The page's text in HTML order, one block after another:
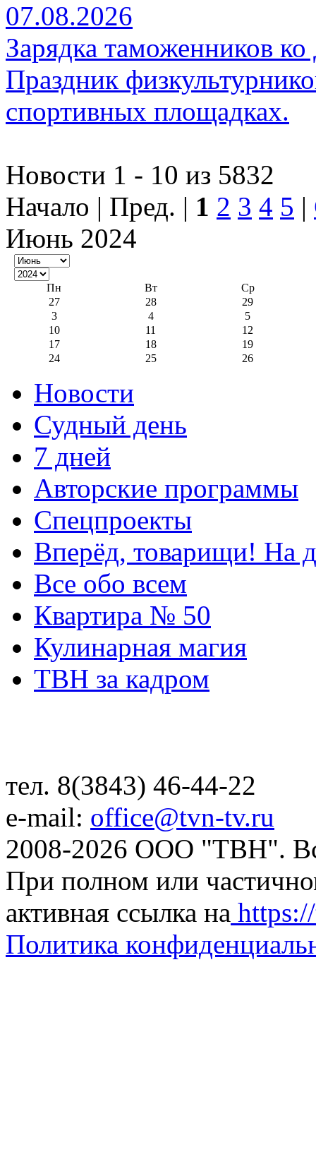
07.08.2026
Зарядка таможенников
Праздник
спортивных площадках.
Новости 1 - 10 из 5832
Начало | Пред. | 1 2 3 4 5 |
Июнь 2024
Пн Вт
Ср
27
28
29
3
4
5
10
11
12
17
18
19
24
25 26
Новости
Судный день
7 дней
Авторские программы
Спецпроекты
Вперёд, товарищи! На
Все обо всем
Квартира № 50
Кулинарная магия
ТВН за кадром
тел. 8(3843) 46-44-22
e-mail: office@tvn-tv.ru
2008-2026 ООО "ТВН".
При полном или
активная ссылка на
Политика